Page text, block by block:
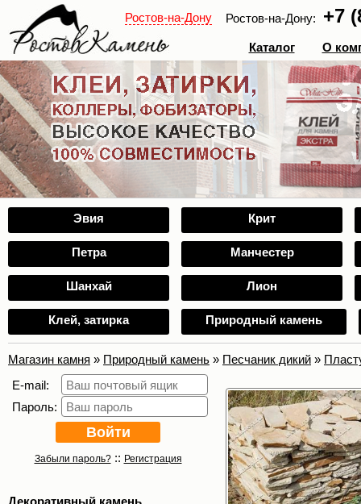
Ростов-на-Дону Ростов-на-Дону: +7
Каталог О
Эвия Крит
Петра Манчестер
Шанхай Лион
Клей, затирка Природный камень
Магазин камня » Природный камень » Песчаник дикий »
E-mail:
Пароль:
Забыли пароль?:: Регистрация
Декоративный камень